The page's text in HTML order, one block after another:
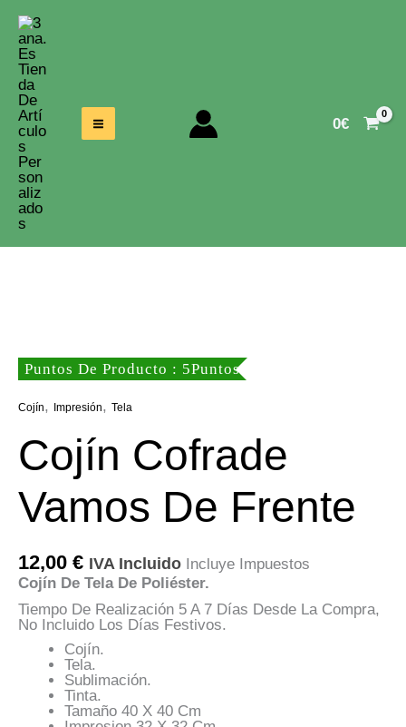
Contenido
0€
Puntos De Producto : 5Puntos
Cojín, Impresión, Tela
Cojín Cofrade
Vamos De Frente
12,00 € IVA Incluido Incluye Impuestos
Cojín De Tela De Poliéster.
Tiempo De Realización 5 A 7 Días Desde La Compra,
No Incluido Los Días Festivos.
Cojín.
Tela.
Sublimación.
Tinta.
Tamaño 40 X 40 Cm